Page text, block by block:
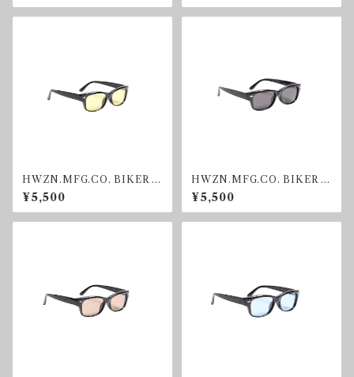
HWZN.MFG.CO. BIKER S
HADE YELLOW
¥5,500
HWZN.MFG.CO. BIKER S
HADE SMOKE
¥5,500